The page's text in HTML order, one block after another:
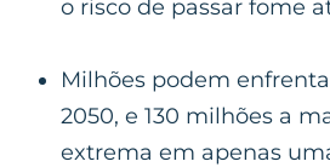
o risco de passar fome
Milhões podem
2050, e 130 milhões a
extrema em apenas